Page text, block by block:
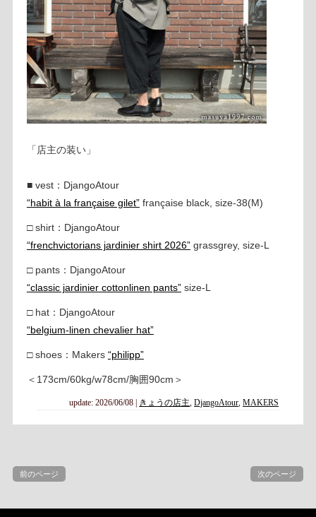
「店主の装い」
■ vest：DjangoAtour
“habit à la française gilet”française black, size-38(M)
□ shirt：DjangoAtour
“frenchvictorians jardinier shirt 2026”grassgrey, size-L
□ pants：DjangoAtour
“classic jardinier cottonlinen pants”size-L
□ hat：DjangoAtour
“belgium-linen chevalier hat”
□ shoes：Makers “philipp”
＜173cm/60kg/w78cm/胸囲90cm＞
update: 2026/06/08 | きょうの店主 ,DjangoAtour ,MAKERS
前のページ 次のページ